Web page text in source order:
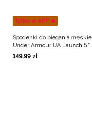
Tylko w APP 🔥
Spodenki do biegania męskie
Under Armour UA Launch 5''
Shorts - czarne
149,99 zł